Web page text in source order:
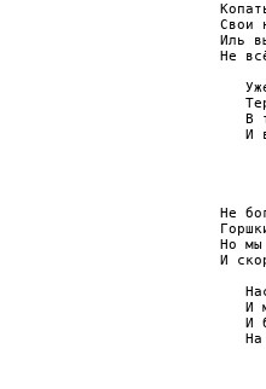
Свои
Иль
Не
В
И
Не
Но мы
И
И
И
На